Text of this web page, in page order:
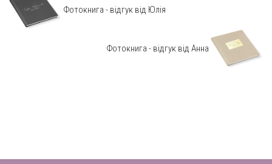
Фотокнига - відгук від Юлія
Фотокнига - відгук від Анна